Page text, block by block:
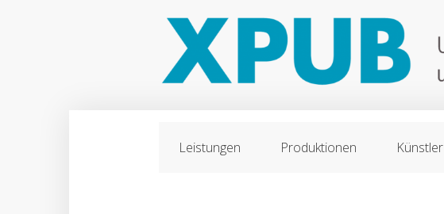
Leistungen Produktionen Künstler